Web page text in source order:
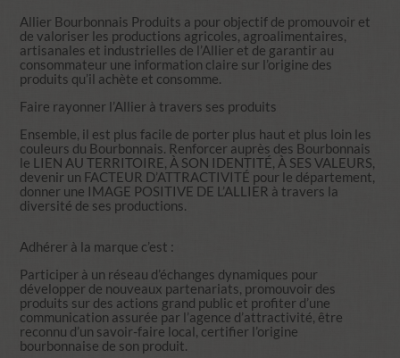
Allier Bourbonnais Produits a pour objectif de promouvoir et
de valoriser les productions agricoles, agroalimentaires,
artisanales et industrielles de l’Allier et de garantir au
consommateur une information claire sur l’origine des
produits qu’il achète et consomme.
Faire rayonner l’Allier à travers ses produits
Ensemble, il est plus facile de porter plus haut et plus loin les
couleurs du Bourbonnais. Renforcer auprès des Bourbonnais
le LIEN AU TERRITOIRE, À SON IDENTITÉ, À SES VALEURS,
devenir un FACTEUR D’ATTRACTIVITÉ pour le département,
donner une IMAGE POSITIVE DE L’ALLIER à travers la
diversité de ses productions.
Adhérer à la marque c’est :
Participer à un réseau d’échanges dynamiques pour
développer de nouveaux partenariats, promouvoir des
produits sur des actions grand public et profiter d’une
communication assurée par l’agence d’attractivité, être
reconnu d’un savoir-faire local, certifier l’origine
bourbonnaise de son produit.